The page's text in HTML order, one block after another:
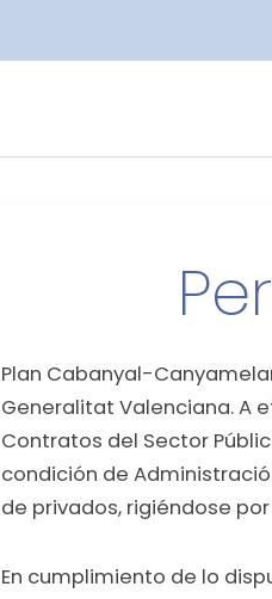
Plan Cabanyal-
Generalitat Valenciana. A
Contratos del Sector
condición de
de privados, rigiéndose
En cumplimiento de lo